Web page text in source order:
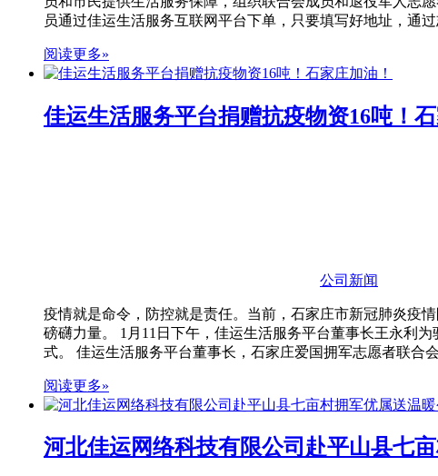
员通过佳运生活服务互联网平台下单，只要填写好地址，通
阅读更多»
佳运生活服务平台捐赠抗疫物资16吨！石
公司新闻
疫情就是命令，防控就是责任。当前，石家庄市新冠肺炎疫
磅礴力量。 1月11日下午，佳运生活服务平台董事长王永利
式。 佳运生活服务平台董事长，石家庄爱国拥军志愿者联合
阅读更多»
河北佳运网络科技有限公司赴平山县七